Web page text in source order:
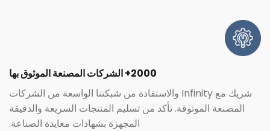
2000+ الشركات المصنعة الموثوق بها
شريك مع Infinity والاستفادة من شبكتنا الواسعة من الشركات
المصنعة الموثوقة. تأكد من تسليم المنتجات السريعة والدقيقة
المجهزة بشهادات معايدة الصناعة.